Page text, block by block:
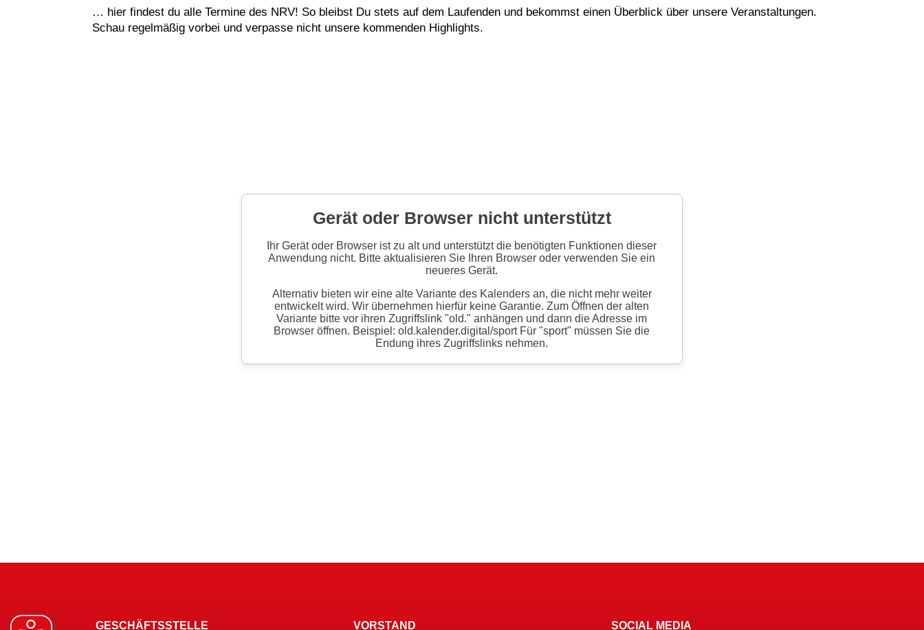
… hier findest du alle Termine des NRV! So bleibst Du stets auf dem Laufenden und bekommst einen Überblick über unsere Veranstaltungen.
Schau regelmäßig vorbei und verpasse nicht unsere kommenden Highlights.
GESCHÄFTSSTELLE VORSTAND SOCIAL MEDIA